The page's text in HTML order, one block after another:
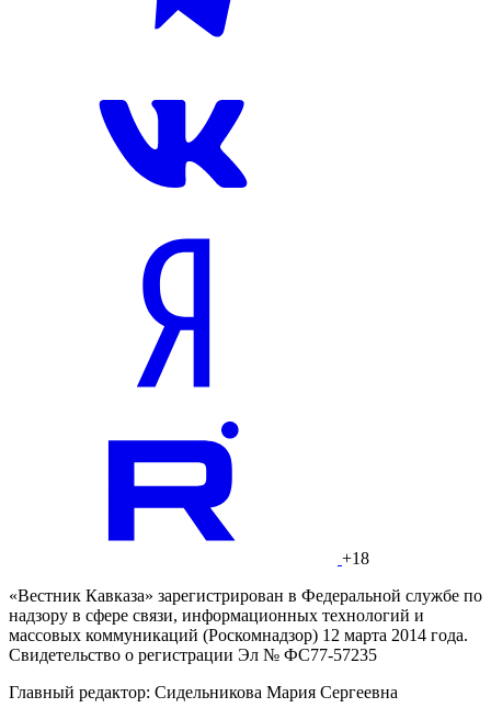
+18
«Вестник Кавказа» зарегистрирован в Федеральной службе по
надзору в сфере связи, информационных технологий и
массовых коммуникаций (Роскомнадзор) 12 марта 2014 года.
Свидетельство о регистрации Эл № ФС77-57235
Главный редактор: Сидельникова Мария Сергеевна